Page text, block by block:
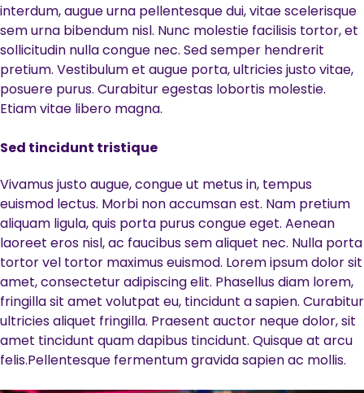
interdum, augue urna pellentesque dui, vitae scelerisque
sem urna bibendum nisl. Nunc molestie facilisis tortor, et
sollicitudin nulla congue nec. Sed semper hendrerit
pretium. Vestibulum et augue porta, ultricies justo vitae,
posuere purus. Curabitur egestas lobortis molestie.
Etiam vitae libero magna.
Sed tincidunt tristique
Vivamus justo augue, congue ut metus in, tempus
euismod lectus. Morbi non accumsan est. Nam pretium
aliquam ligula, quis porta purus congue eget. Aenean
laoreet eros nisl, ac faucibus sem aliquet nec. Nulla porta
tortor vel tortor maximus euismod. Lorem ipsum dolor sit
amet, consectetur adipiscing elit. Phasellus diam lorem,
fringilla sit amet volutpat eu, tincidunt a sapien. Curabitur
ultricies aliquet fringilla. Praesent auctor neque dolor, sit
amet tincidunt quam dapibus tincidunt. Quisque at arcu
felis.Pellentesque fermentum gravida sapien ac mollis.